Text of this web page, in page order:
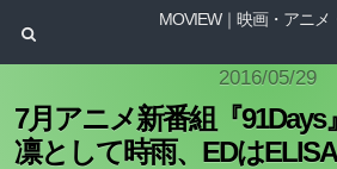
MOVIEW｜映画・アニメ
2016/05/29
7月アニメ新番組『91Days
凛として時雨、EDは